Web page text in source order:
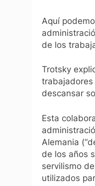
Aquí
de los
Trotsky
trabajadores
descansar
Esta
Alemania
de los años
servilismo
utilizados